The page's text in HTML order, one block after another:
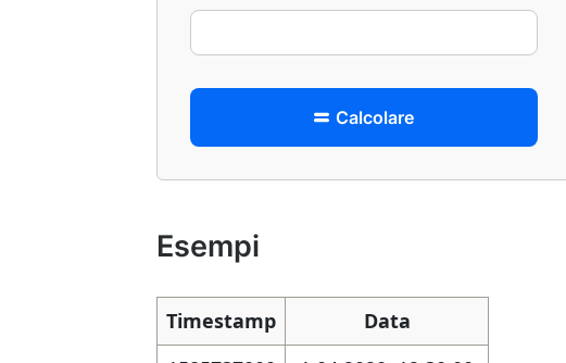
Calcolare
Esempi
Timestamp
Data